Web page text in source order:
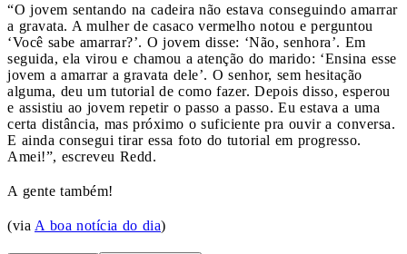
“O jovem sentando na cadeira não estava conseguindo amarrar
a gravata. A mulher de casaco vermelho notou e perguntou
‘Você sabe amarrar?’. O jovem disse: ‘Não, senhora’. Em
seguida, ela virou e chamou a atenção do marido: ‘Ensina esse
jovem a amarrar a gravata dele’. O senhor, sem hesitação
alguma, deu um tutorial de como fazer. Depois disso, esperou
e assistiu ao jovem repetir o passo a passo. Eu estava a uma
certa distância, mas próximo o suficiente pra ouvir a conversa.
E ainda consegui tirar essa foto do tutorial em progresso.
Amei!”, escreveu Redd.
A gente também!
(via A boa notícia do dia)